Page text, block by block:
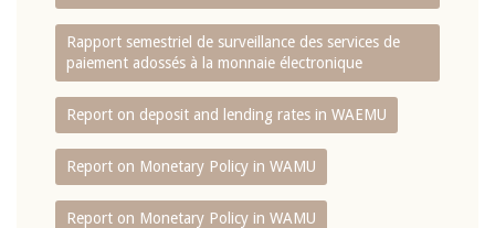
Rapport semestriel de surveillance des services de
paiement adossés à la monnaie électronique
Report on deposit and lending rates in WAEMU
Report on Monetary Policy in WAMU
Report on Monetary Policy in WAMU